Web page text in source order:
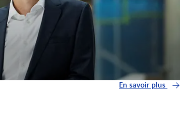
En savoir plus